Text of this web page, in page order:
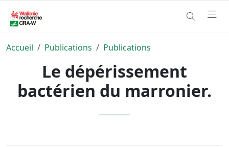
Accueil Publications Publications
Le dépérissement
bactérien du marronier.